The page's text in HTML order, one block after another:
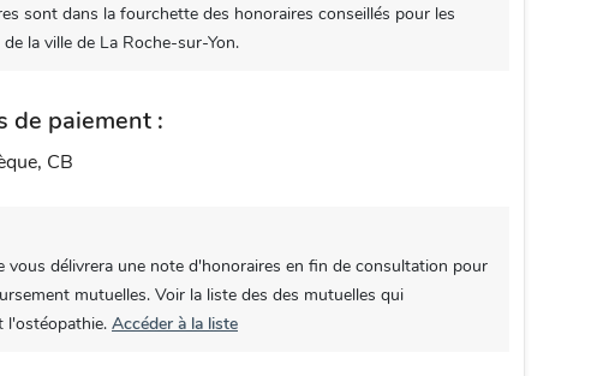
sont dans la fourchette des honoraires conseillés pour les
la ville de La Roche-sur-Yon.
de paiement :
CB
vous délivrera une note d'honoraires en fin de consultation pour
mutuelles. Voir la liste des des mutuelles qui
l'ostéopathie. Accéder à la liste